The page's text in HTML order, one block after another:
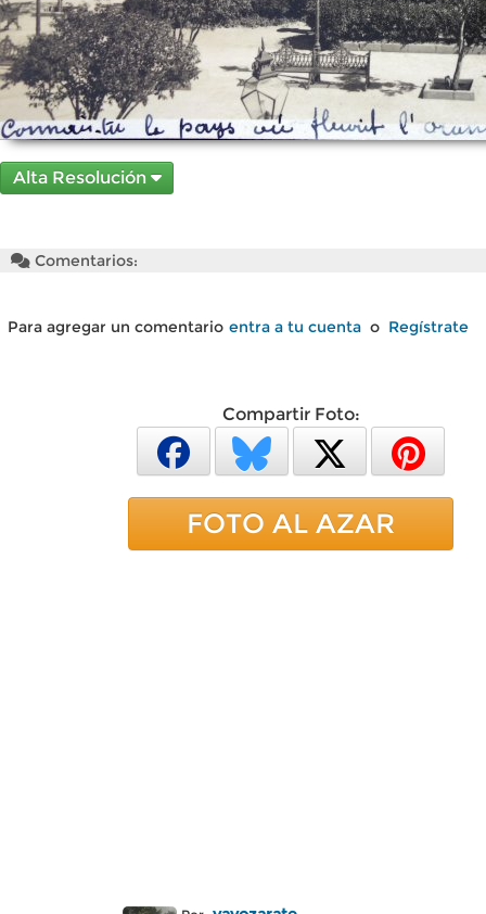
Alta Resolución
Comentarios:
Para agregar un comentario entra a tu cuenta o Regístrate
Compartir Foto:
FOTO AL AZAR